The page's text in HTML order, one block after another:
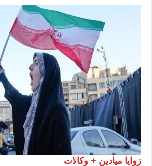
زوايا ميادين + وكالات